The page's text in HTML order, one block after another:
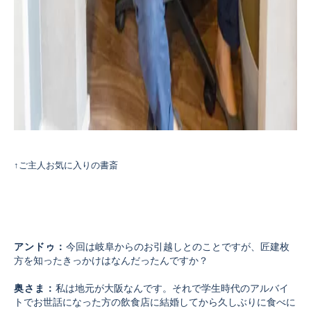
↑ご主人お気に入りの書斎
アンドゥ：今回は岐阜からのお引越しとのことですが、匠建枚
方を知ったきっかけはなんだったんですか？
奥さま：私は地元が大阪なんです。それで学生時代のアルバイ
トでお世話になった方の飲食店に結婚してから久しぶりに食べに